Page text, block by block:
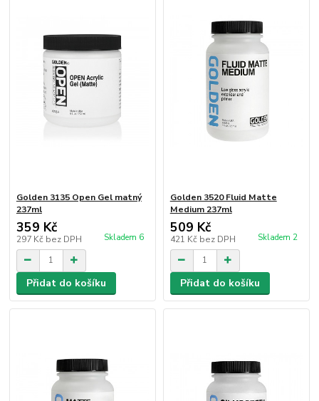
Golden 3135 Open Gel matný
237ml
359 Kč
297 Kč bez DPH Skladem 6
Přidat do košíku
Golden 3520 Fluid Matte
Medium 237ml
509 Kč
421 Kč bez DPH Skladem 2
Přidat do košíku